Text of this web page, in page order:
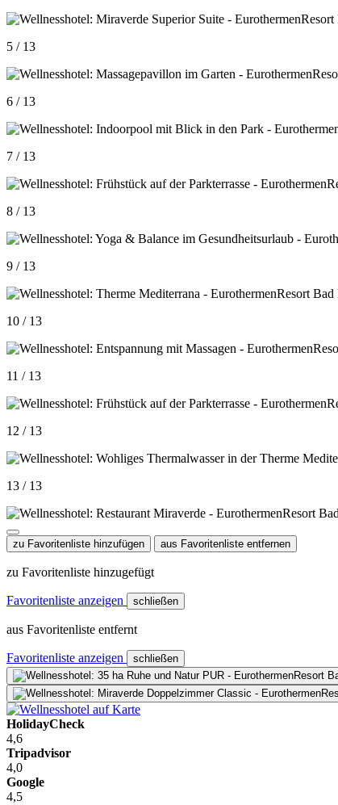
5 / 13
6 / 13
7 / 13
8 / 13
9 / 13
10 / 13
11 / 13
12 / 13
13 / 13
zu Favoritenliste hinzufügen aus Favoritenliste entfernen
zu Favoritenliste hinzugefügt
Favoritenliste anzeigen schließen
aus Favoritenliste entfernt
Favoritenliste anzeigen schließen
HolidayCheck
4,6
Tripadvisor
4,0
Google
4,5